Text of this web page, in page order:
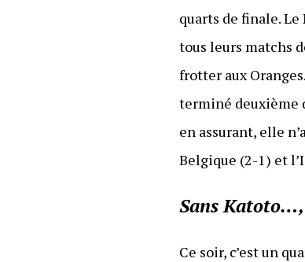
quarts de finale.
tous leurs matchs
frotter aux
terminé deuxième
en assurant, elle
Belgique (2-1) et
Sans Katoto…,
Ce soir, c’est un